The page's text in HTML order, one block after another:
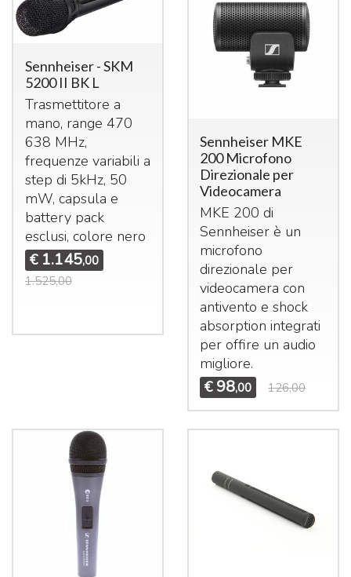
Sennheiser - SKM
5200 II BK L
Trasmettitore a
mano, range 470
638 MHz,
frequenze variabili a
step di 5kHz, 50
mW, capsula e
battery pack
esclusi, colore nero
€ 1.145,00
1.525,00
Sennheiser MKE
200 Microfono
Direzionale per
Videocamera
MKE 200 di
Sennheiser è un
microfono
direzionale per
videocamera con
antivento e shock
absorption integrati
per offire un audio
migliore.
€ 98,00 126,00